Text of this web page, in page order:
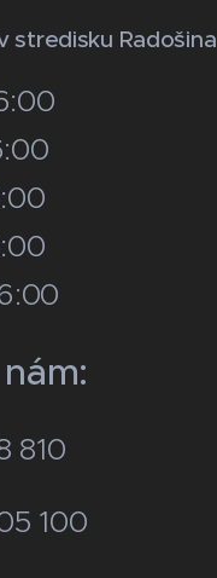
stredisku Radošina
810
100